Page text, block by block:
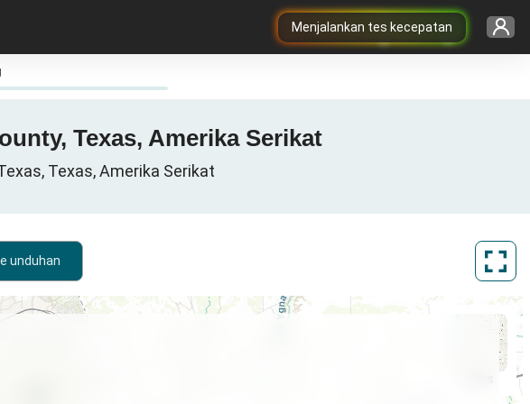
Menjalankan tes kecepatan
Texas, Amerika Serikat
Texas, Amerika Serikat
unduhan